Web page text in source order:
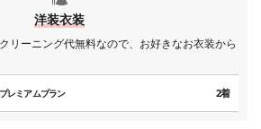
洋装衣装
リーニング代無料なので、お好きなお衣装から
レミアムプラン 2着